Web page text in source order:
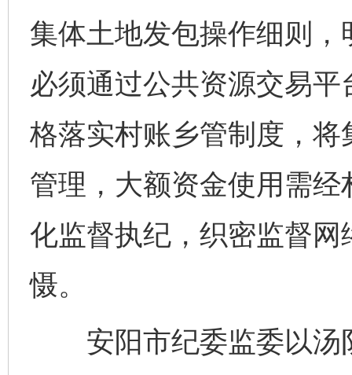
集体土地发包操作细则
必须通过公共资源交易
格落实村账乡管制度，
管理，大额资金使用需
化监督执纪，织密监督
慑。
安阳市纪委监委以汤